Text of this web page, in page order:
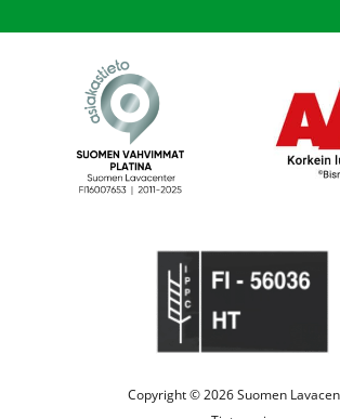
Copyright © 2026 Suomen